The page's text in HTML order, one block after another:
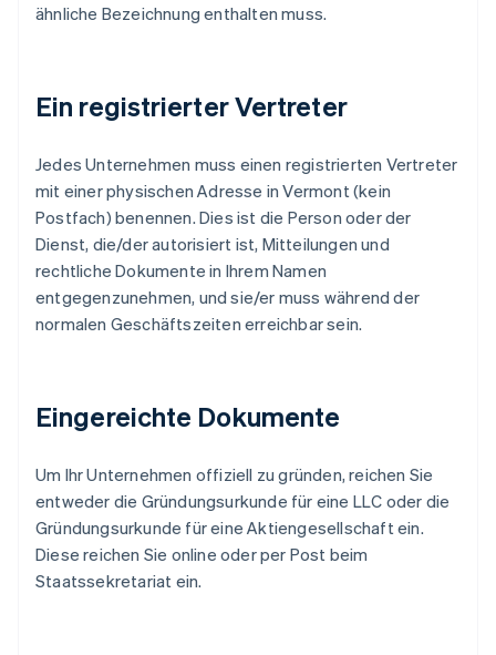
ähnliche Bezeichnung enthalten muss.
Ein registrierter Vertreter
Jedes Unternehmen muss einen registrierten Vertreter
mit einer physischen Adresse in Vermont (kein
Postfach) benennen. Dies ist die Person oder der
Dienst, die/der autorisiert ist, Mitteilungen und
rechtliche Dokumente in Ihrem Namen
entgegenzunehmen, und sie/er muss während der
normalen Geschäftszeiten erreichbar sein.
Eingereichte Dokumente
Um Ihr Unternehmen offiziell zu gründen, reichen Sie
entweder die Gründungsurkunde für eine LLC oder die
Gründungsurkunde für eine Aktiengesellschaft ein.
Diese reichen Sie online oder per Post beim
Staatssekretariat ein.